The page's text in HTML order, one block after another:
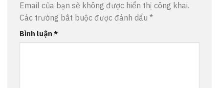
Email của bạn sẽ không được hiển thị công khai.
Các trường bắt buộc được đánh dấu *
Bình luận *